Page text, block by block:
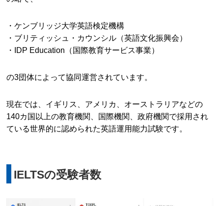
・ケンブリッジ大学英語検定機構
・ブリティッシュ・カウンシル（英語文化振興会）
・IDP Education（国際教育サービス事業）
の3団体によって協同運営されています。
現在では、イギリス、アメリカ、オーストラリアなどの
140カ国以上の教育機関、国際機関、政府機関で採用され
ている世界的に認められた英語運用能力試験です。
IELTSの受験者数